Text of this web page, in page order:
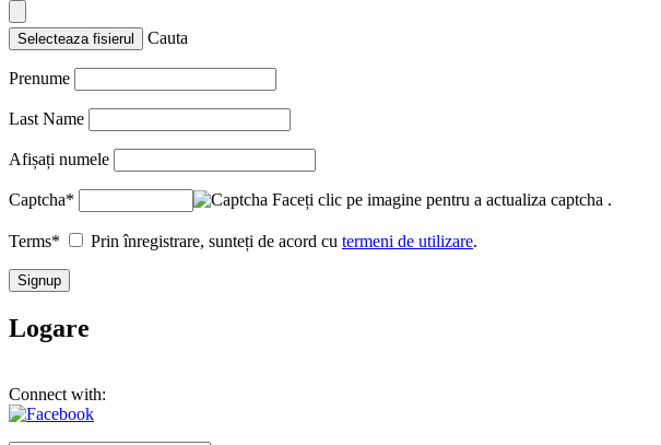
Selecteaza fisierul Cauta
Prenume
Last Name
Afișați numele
Captcha* Faceți clic pe imagine pentru a actualiza captcha .
Terms* Prin înregistrare, sunteți de acord cu termeni de utilizare.
Logare
Connect with: